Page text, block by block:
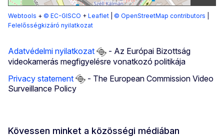
Webtools + © EC-GISCO + Leaflet © OpenStreetMap contributors
Felelősségkizáró nyilatkozat
Adatvédelmi nyilatkozat
- Az Európai Bizottság
videokamerás megfigyelésre vonatkozó politikája
Privacy statement
- The European Commission Video
Surveillance Policy
Kövessen minket a közösségi médiában